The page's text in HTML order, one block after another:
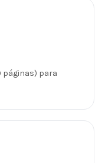
páginas) para